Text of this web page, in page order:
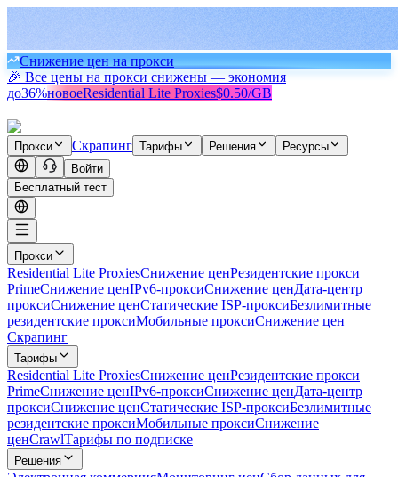
Снижение цен на прокси
🎉 Все цены на прокси снижены — экономия
до36%новоеResidential Lite Proxies$0.50/GB
Прокси Скрапинг Тарифы Решения
Ресурсы
Войти
Бесплатный тест
Прокси
Residential Lite ProxiesСнижение ценРезидентские прокси
PrimeСнижение ценIPv6-проксиСнижение ценДата-центр
проксиСнижение ценСтатические ISP-проксиБезлимитные
резидентские проксиМобильные проксиСнижение цен
Скрапинг
Тарифы
Residential Lite ProxiesСнижение ценРезидентские прокси
PrimeСнижение ценIPv6-проксиСнижение ценДата-центр
проксиСнижение ценСтатические ISP-проксиБезлимитные
резидентские проксиМобильные проксиСнижение
ценCrawlТарифы по подписке
Решения